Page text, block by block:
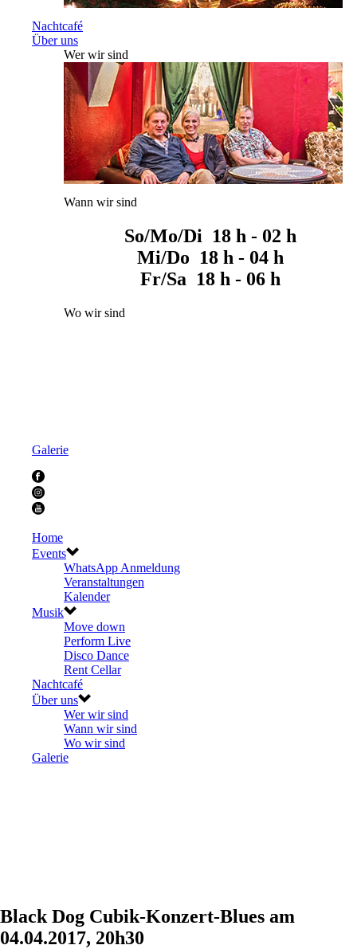
Nachtcafé
Über uns
Wer wir sind
Wann wir sind
So/Mo/Di 18 h - 02 h
Mi/Do 18 h - 04 h
Fr/Sa 18 h - 06 h
Wo wir sind
Galerie
Home
Events
WhatsApp Anmeldung
Veranstaltungen
Kalender
Musik
Move down
Perform Live
Disco Dance
Rent Cellar
Nachtcafé
Über uns
Wer wir sind
Wann wir sind
Wo wir sind
Galerie
Black Dog Cubik-Konzert-Blues am
04.04.2017, 20h30